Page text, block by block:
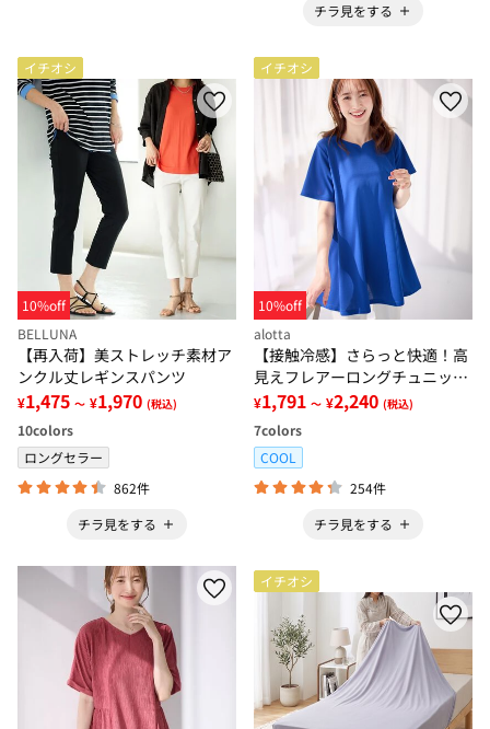
チラ見をする
イチオシ
10%off
BELLUNA
【再入荷】美ストレッチ素材ア
ンクル丈レギンスパンツ
¥1,475 ～ ¥1,970 (税込)
10colors
ロングセラー
862件
チラ見をする
イチオシ
10%off
alotta
【接触冷感】さらっと快適！高
見えフレアーロングチュニック
Ｔシャツ
¥1,791 ～ ¥2,240 (税込)
7colors
COOL
254件
チラ見をする
イチオシ